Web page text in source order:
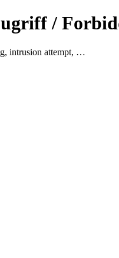
/
intrusion attempt, …